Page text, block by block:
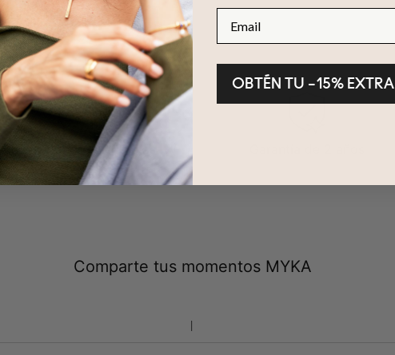
Devoluciones en 100 días
Comparte tus momentos MYKA
OBTÉN TU –15% EXTRA